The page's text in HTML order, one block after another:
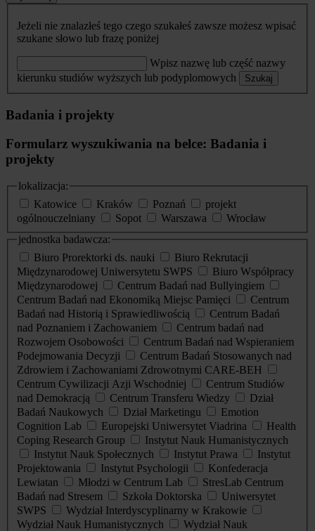
Jeżeli nie znalazłeś tego czego szukałeś zawsze możesz wpisać
szukane słowo lub frazę poniżej
Wpisz nazwę lub część nazwy
kierunku studiów wyższych lub podyplomowych
Szukaj
Badania i projekty
Formularz wyszukiwania na belce: Badania i
projekty
lokalizacja:
Katowice
Kraków Poznań
projekt
ogólnouczelniany
Sopot Warszawa
Wrocław
jednostka badawcza:
Biuro Prorektorki ds. nauki
Biuro Rekrutacji
Międzynarodowej Uniwersytetu SWPS
Biuro Współpracy
Międzynarodowej
Centrum Badań nad Bullyingiem
Centrum Badań nad Ekonomiką Miejsc Pamięci
Centrum
Badań nad Historią i Sprawiedliwością
Centrum Badań
nad Poznaniem i Zachowaniem
Centrum badań nad
Rozwojem Osobowości
Centrum Badań nad Wspieraniem
Podejmowania Decyzji
Centrum Badań Stosowanych nad
Zdrowiem i Zachowaniami Zdrowotnymi CARE-BEH
Centrum Cywilizacji Azji Wschodniej
Centrum Studiów
nad Demokracją
Centrum Transferu Wiedzy
Dział
Badań Naukowych
Dział Marketingu
Emotion
Cognition Lab
Europejski Uniwersytet Viadrina
Health
Coping Research Group
Instytut Nauk Humanistycznych
Instytut Nauk Społecznych
Instytut Prawa
Instytut
Projektowania
Instytut Psychologii
Konfederacja
Lewiatan
Młodzi w Centrum Lab
StresLab Centrum
Badań nad Stresem
Szkoła Doktorska
Uniwersytet
SWPS
Wydział Interdyscyplinarny w Krakowie
Wydział Nauk Humanistycznych
Wydział Nauk